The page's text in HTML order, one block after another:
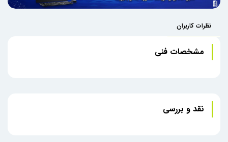
نظرات کاربران
مشخصات فنی
نقد و بررسی